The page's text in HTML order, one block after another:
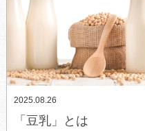
2025.08.26
「豆乳」とは